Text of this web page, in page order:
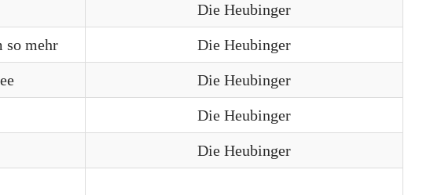
Die Heubinger
so mehr Die Heubinger
Die Heubinger
Die Heubinger
Die Heubinger